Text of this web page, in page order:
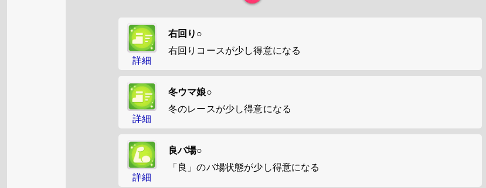
詳細
右回り○
右回りコースが少し得意になる
詳細
冬ウマ娘○
冬のレースが少し得意になる
詳細
良バ場○
「良」のバ場状態が少し得意になる